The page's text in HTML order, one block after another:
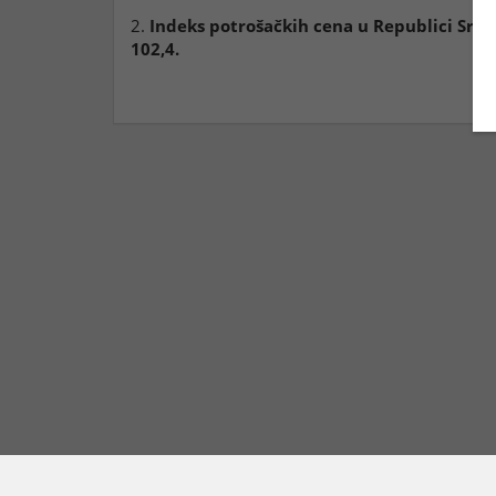
2. Indeks potrošačkih cena u Republici Srbiji
102,4.